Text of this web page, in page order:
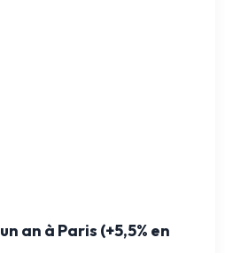
an à Paris (+5,5% en